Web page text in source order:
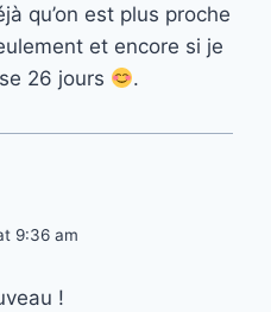
qu’on est plus proche
et encore si je
26 jours
.
9:36 am
!